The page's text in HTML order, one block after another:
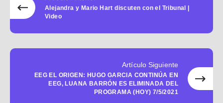
Alejandra y Mario Hart discuten con el Tribunal |
Video
Artículo Siguiente
EEG EL ORIGEN: HUGO GARCIA CONTINÚA EN
EEG, LUANA BARRÓN ES ELIMINADA DEL
PROGRAMA (HOY) 7/5/2021